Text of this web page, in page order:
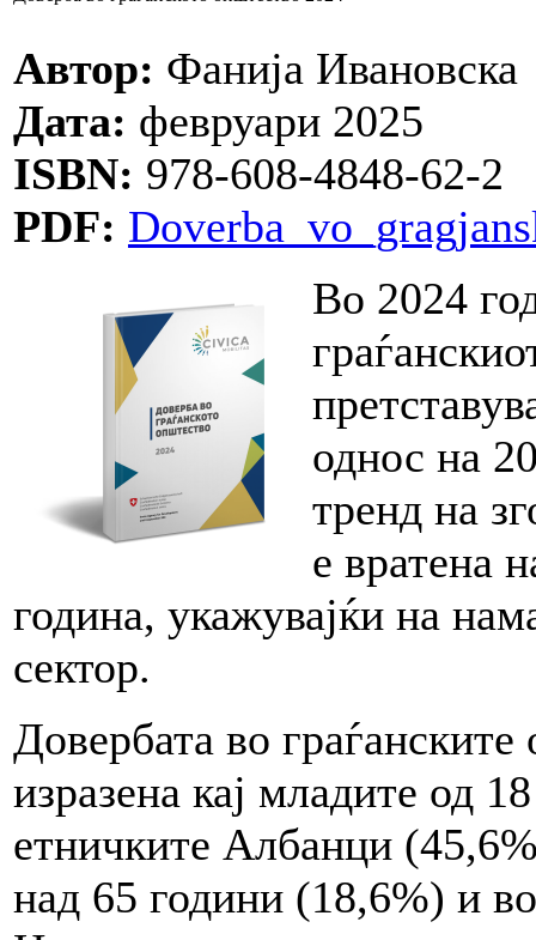
Автор: Фанија Ивановска
Дата: февруари 2025
ISBN: 978-608-4848-62-2
PDF:
Во 2024
однос на
тренд на
е вратена
година, укажувајќи на
сектор.
Довербата во
изразена кај младите од
етничките Албанци
над 65 години (18,6%) и